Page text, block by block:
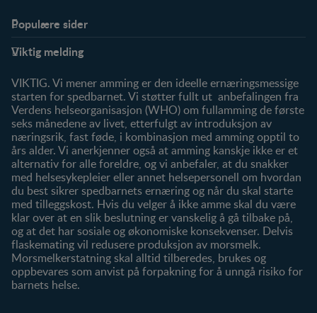
Populære sider
FAQ
Våre merker
Viktig melding
VIKTIG. Vi mener amming er den ideelle ernæringsmessige
starten for spedbarnet. Vi støtter fullt ut anbefalingen fra
Verdens helseorganisasjon (WHO) om fullamming de første
seks månedene av livet, etterfulgt av introduksjon av
næringsrik, fast føde, i kombinasjon med amming opptil to
års alder. Vi anerkjenner også at amming kanskje ikke er et
alternativ for alle foreldre, og vi anbefaler, at du snakker
med helsesykepleier eller annet helsepersonell om hvordan
du best sikrer spedbarnets ernæring og når du skal starte
med tilleggskost. Hvis du velger å ikke amme skal du være
klar over at en slik beslutning er vanskelig å gå tilbake på,
og at det har sosiale og økonomiske konsekvenser. Delvis
flaskemating vil redusere produksjon av morsmelk.
Morsmelkerstatning skal alltid tilberedes, brukes og
oppbevares som anvist på forpakning for å unngå risiko for
barnets helse.